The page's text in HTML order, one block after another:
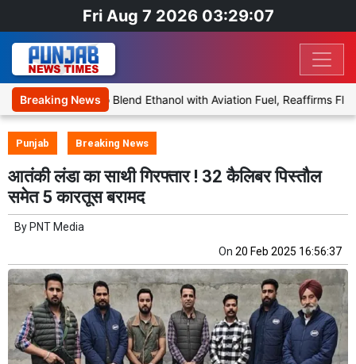
Fri Aug 7 2026 03:29:07
Breaking News
Proposal to Blend Ethanol with Aviation Fuel, Reaffirms Flight
Punjab Breaking News
आतंकी लंडा का साथी गिरफ्तार ! 32 कैलिबर पिस्तौल
समेत 5 कारतूस बरामद
By PNT Media
On 20 Feb 2025 16:56:37